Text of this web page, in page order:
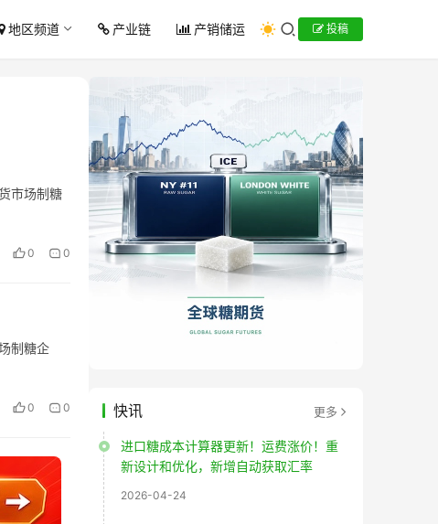
地区频道 产业链 产销储运 投稿
市场制糖
0 0
制糖企
0 0 快讯 更多
进口糖成本计算器更新！运费涨价！重
新设计和优化，新增自动获取汇率
2026-04-24